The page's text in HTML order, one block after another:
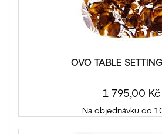
OVO TABLE
1 795,00 Kč
Na objednávku do